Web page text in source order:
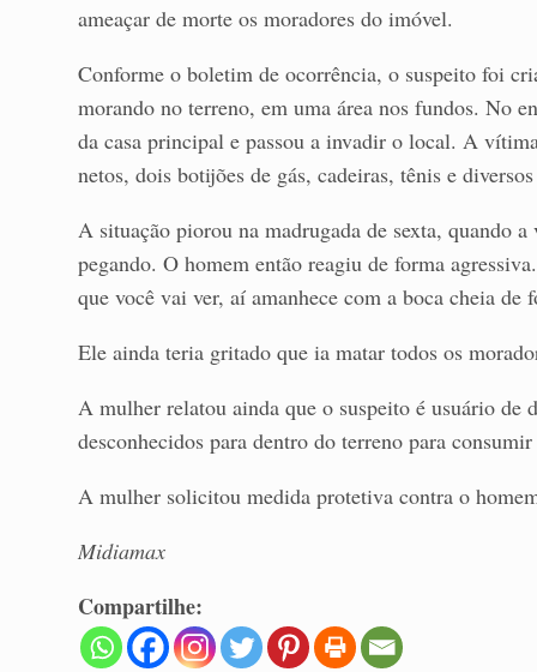
ameaçar de morte os moradores do imóvel.
Conforme o boletim de ocorrência, o suspeito foi
morando no terreno, em uma área nos fundos. No
da casa principal e passou a invadir o local. A
netos, dois botijões de gás, cadeiras, tênis e
A situação piorou na madrugada de sexta, quando
pegando. O homem então reagiu de forma
que você vai ver, aí amanhece com a boca cheia de
Ele ainda teria gritado que ia matar todos os
A mulher relatou ainda que o suspeito é usuário de
desconhecidos para dentro do terreno para
A mulher solicitou medida protetiva contra o
Midiamax
Compartilhe: